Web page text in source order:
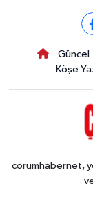
Güncel
Köşe
corumhabernet,